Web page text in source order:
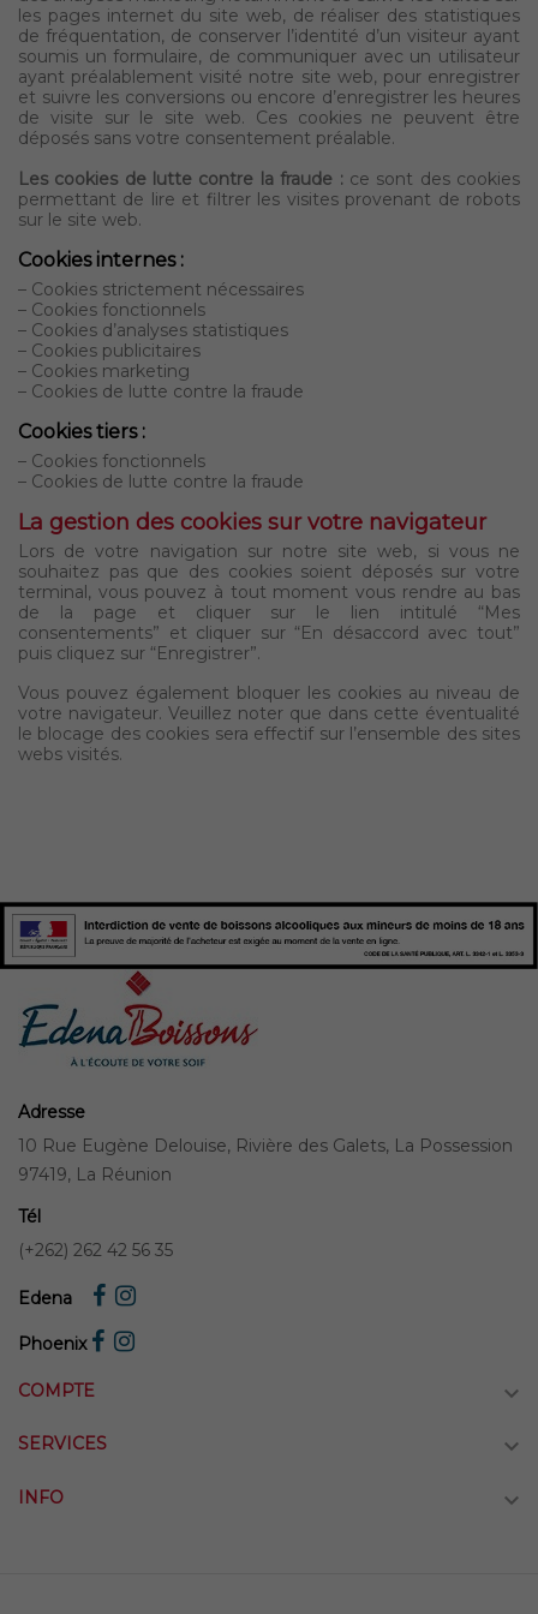
les pages internet du site web, de réaliser des statistiques
de fréquentation, de conserver l’identité d’un visiteur ayant
soumis un formulaire, de communiquer avec un utilisateur
ayant préalablement visité notre site web, pour enregistrer
et suivre les conversions ou encore d’enregistrer les heures
de visite sur le site web. Ces cookies ne peuvent être
déposés sans votre consentement préalable.
Les cookies de lutte contre la fraude : ce sont des cookies
permettant de lire et filtrer les visites provenant de robots
sur le site web.
Cookies internes :
– Cookies strictement nécessaires
– Cookies fonctionnels
– Cookies d’analyses statistiques
– Cookies publicitaires
– Cookies marketing
– Cookies de lutte contre la fraude
Cookies tiers :
– Cookies fonctionnels
– Cookies de lutte contre la fraude
La gestion des cookies sur votre navigateur
Lors de votre navigation sur notre site web, si vous ne
souhaitez pas que des cookies soient déposés sur votre
terminal, vous pouvez à tout moment vous rendre au bas
de la page et cliquer sur le lien intitulé “Mes
consentements” et cliquer sur “En désaccord avec tout”
puis cliquez sur “Enregistrer”.
Vous pouvez également bloquer les cookies au niveau de
votre navigateur. Veuillez noter que dans cette éventualité
le blocage des cookies sera effectif sur l’ensemble des sites
webs visités.
Adresse
10 Rue Eugène Delouise, Rivière des Galets, La Possession
97419, La Réunion
Tél
(+262) 262 42 56 35
Edena
Phoenix
COMPTE 
SERVICES 
INFO 